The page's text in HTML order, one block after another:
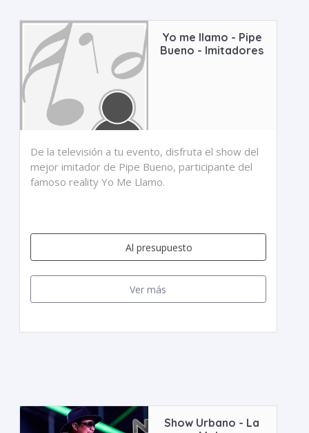
Yo me llamo - Pipe
Bueno - Imitadores
De la televisión a tu evento, disfruta el show del
mejor imitador de Pipe Bueno, participante del
famoso reality Yo Me Llamo.
Al presupuesto
Ver más
Show Urbano - La